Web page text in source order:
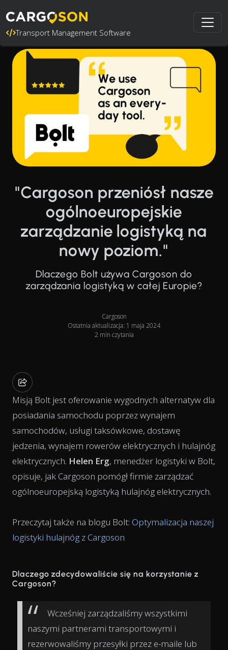
Transport Management Software
"Cargoson przeniósł nasze
ogólnoeuropejskie
zarządzanie logistyką na
nowy poziom."
Dlaczego Bolt używa Cargoson do
zarządzania logistyką w całej Europie?
Cargoson
Ostatnia aktualizacja: 1 maja 2024
2 min czytania
Misją Bolt jest oferowanie wygodnych alternatyw dla
posiadania samochodu poprzez wynajem
samochodów, usługi taksówkowe, dostawę
jedzenia, wynajem rowerów elektrycznych i hulajnóg
elektrycznych. Helen Erg, menedżer logistyki w Bolt,
opisuje, jak Cargoson pomógł firmie zarządzać
ogólnoeuropejską logistyką hulajnóg elektrycznych.
Przeczytaj także na blogu Bolt: Optymalizacja naszej
logistyki hulajnóg z Cargoson
Dlaczego zdecydowaliście się na korzystanie z
Cargoson?
Wcześniej zarządzaliśmy wszystkimi
naszymi partnerami transportowymi i
rezerwowaliśmy przesyłki przez e-maile lub